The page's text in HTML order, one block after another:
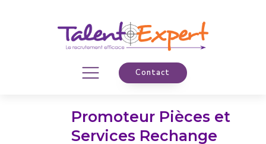
Contact
Promoteur Pièces et
Services Rechange